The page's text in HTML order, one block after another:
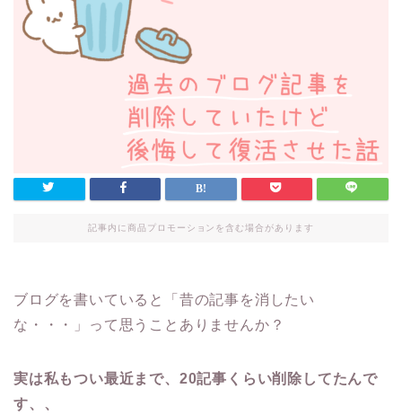
記事内に商品プロモーションを含む場合があります
ブログを書いていると「昔の記事を消したい
な・・・」って思うことありませんか？
実は私もつい最近まで、20記事くらい削除してたんで
す、、